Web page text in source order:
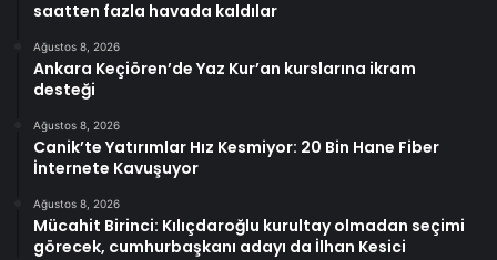
saatten fazla havada kaldılar
Ağustos 8, 2026
Ankara Keçiören’de Yaz Kur’an kurslarına ikram
desteği
Ağustos 8, 2026
Canik’te Yatırımlar Hız Kesmiyor: 20 Bin Hane Fiber
İnternete Kavuşuyor
Ağustos 8, 2026
Mücahit Birinci: Kılıçdaroğlu kurultay olmadan seçimi
görecek, cumhurbaşkanı adayı da İlhan Kesici